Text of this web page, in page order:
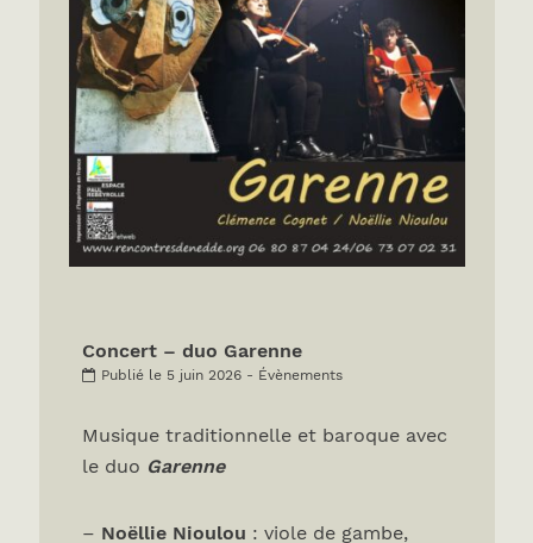
Concert – duo Garenne
Publié le 5 juin 2026 - Évènements
Musique traditionnelle et baroque avec
le duo Garenne
– Noëllie Nioulou : viole de gambe,